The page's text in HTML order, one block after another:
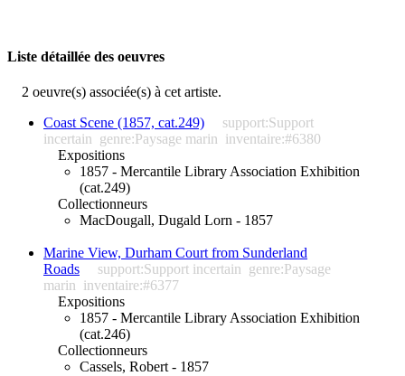
Liste détaillée des oeuvres
2 oeuvre(s) associée(s) à cet artiste.
Coast Scene (1857, cat.249)
support:Support
incertain genre:Paysage marin inventaire:#6380
Expositions
1857 - Mercantile Library Association Exhibition
(cat.249)
Collectionneurs
MacDougall, Dugald Lorn - 1857
Marine View, Durham Court from Sunderland
Roads
support:Support incertain genre:Paysage
marin inventaire:#6377
Expositions
1857 - Mercantile Library Association Exhibition
(cat.246)
Collectionneurs
Cassels, Robert - 1857